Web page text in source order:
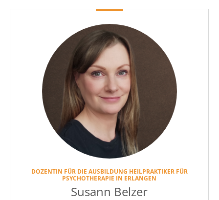
DOZENTIN FÜR DIE AUSBILDUNG HEILPRAKTIKER FÜR
PSYCHOTHERAPIE IN ERLANGEN
Susann Belzer